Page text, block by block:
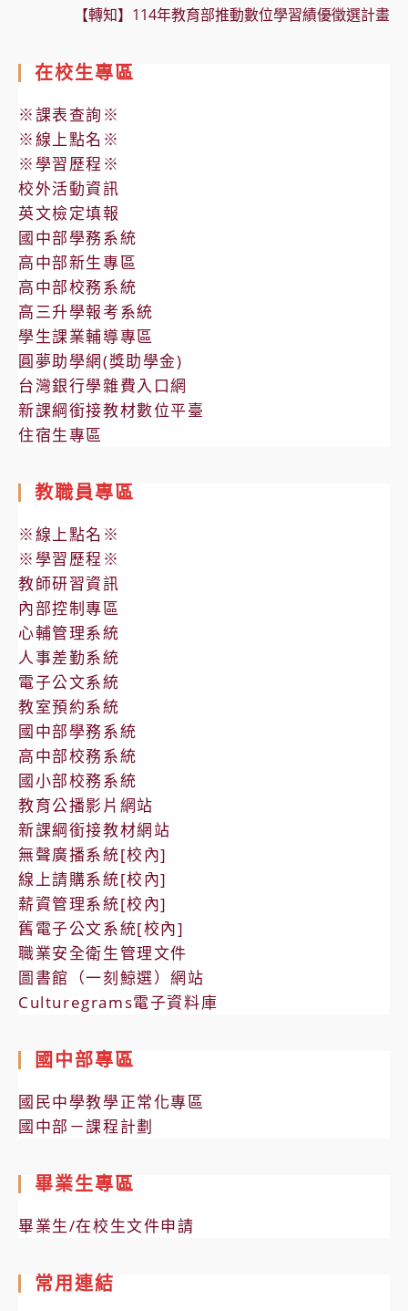
【轉知】114年教育部推動數位學習績優徵選計畫
在校生專區
※課表查詢※
※線上點名※
※學習歷程※
校外活動資訊
英文檢定填報
國中部學務系統
高中部新生專區
高中部校務系統
高三升學報考系統
學生課業輔導專區
圓夢助學網(獎助學金)
台灣銀行學雜費入口網
新課綱銜接教材數位平臺
住宿生專區
教職員專區
※線上點名※
※學習歷程※
教師研習資訊
內部控制專區
心輔管理系統
人事差勤系統
電子公文系統
教室預約系統
國中部學務系統
高中部校務系統
國小部校務系統
教育公播影片網站
新課綱銜接教材網站
無聲廣播系統[校內]
線上請購系統[校內]
薪資管理系統[校內]
舊電子公文系統[校內]
職業安全衛生管理文件
圖書館（一刻鯨選）網站
Culturegrams電子資料庫
國中部專區
國民中學教學正常化專區
國中部－課程計劃
畢業生專區
畢業生/在校生文件申請
常用連結